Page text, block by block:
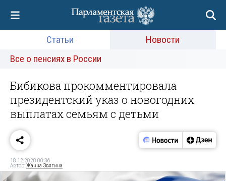
Статьи
Новости
Все о пенсиях в России
Бибикова прокомментировала
президентский указ о новогодних
выплатах семьям с детьми
18.12.2020 00:36
Автор:Жанна Звягина